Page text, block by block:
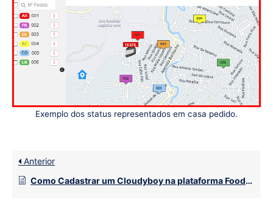
Exemplo dos status representados em casa pedido.
Anterior
Como Cadastrar um Cloudyboy na plataforma Foody Delivery?